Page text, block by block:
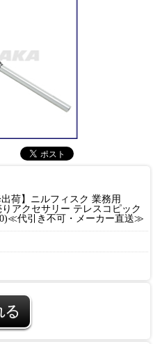
出荷】ニルフィスク 業務用
りアクセサリー テレスコピック
代引き不可・メーカー直送≫